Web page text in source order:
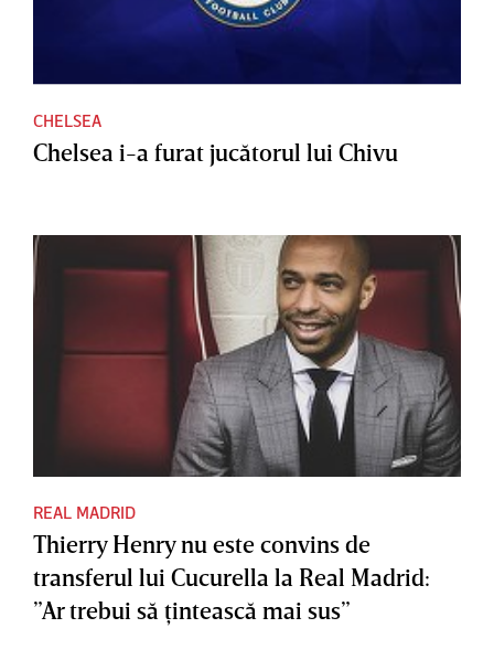
CHELSEA
Chelsea i-a furat jucătorul lui Chivu
REAL MADRID
Thierry Henry nu este convins de
transferul lui Cucurella la Real Madrid:
”Ar trebui să ţintească mai sus”